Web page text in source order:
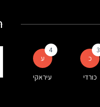
כ
3
כורדי
ע
4
עיראקי